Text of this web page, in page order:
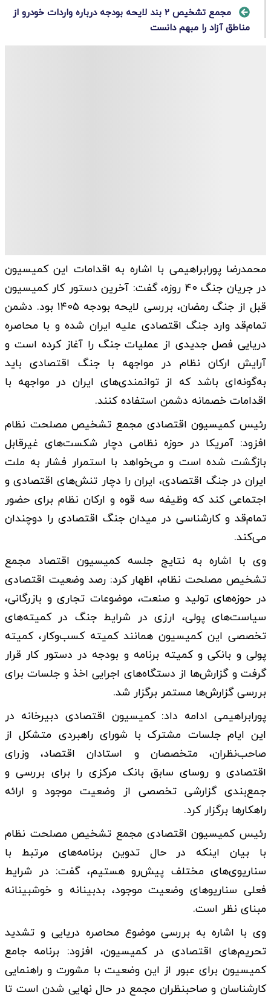
مجمع تشخیص ۲ بند لایحه بودجه درباره واردات خودرو از
مناطق آزاد را مبهم دانست
محمدرضا پورابراهیمی با اشاره به اقدامات این کمیسیون
در جریان جنگ ۴۰ روزه، گفت: آخرین دستور کار کمیسیون
قبل از جنگ رمضان، بررسی لایحه بودجه ۱۴۰۵ بود. دشمن
تمام‌قد وارد جنگ اقتصادی علیه ایران شده و با محاصره
دریایی فصل جدیدی از عملیات جنگ را آغاز کرده است و
آرایش ارکان نظام در مواجهه با جنگ اقتصادی باید
به‌گونه‌ای باشد که از توانمندی‌های ایران در مواجهه با
اقدامات خصمانه دشمن استفاده کنند.
رئیس کمیسیون اقتصادی مجمع تشخیص مصلحت نظام
افزود: آمریکا در حوزه نظامی دچار شکست‌های غیرقابل
بازگشت شده است و می‌خواهد با استمرار فشار به ملت
ایران در جنگ اقتصادی، ایران را دچار تنش‌های اقتصادی و
اجتماعی کند که وظیفه سه قوه و ارکان نظام برای حضور
تمام‌قد و کارشناسی در میدان جنگ اقتصادی را دوچندان
می‌کند.
وی با اشاره به نتایج جلسه کمیسیون اقتصاد مجمع
تشخیص مصلحت نظام، اظهار کرد: رصد وضعیت اقتصادی
در حوزه‌های تولید و صنعت، موضوعات تجاری و بازرگانی،
سیاست‌های پولی، ارزی در شرایط جنگ در کمیته‌های
تخصصی این کمیسیون همانند کمیته کسب‌وکار، کمیته
پولی و بانکی و کمیته برنامه و بودجه در دستور کار قرار
گرفت و گزارش‌ها از دستگاه‌های اجرایی اخذ و جلسات برای
بررسی گزارش‌ها مستمر برگزار شد.
پورابراهیمی ادامه داد: کمیسیون اقتصادی دبیرخانه در
این ایام جلسات مشترک با شورای راهبردی متشکل از
صاحب‌نظران، متخصصان و استادان اقتصاد، وزرای
اقتصادی و روسای سابق بانک مرکزی را برای بررسی و
جمع‌بندی گزارشی تخصصی از وضعیت موجود و ارائه
راهکارها برگزار کرد.
رئیس کمیسیون اقتصادی مجمع تشخیص مصلحت نظام
با بیان اینکه در حال تدوین برنامه‌های مرتبط با
سناریوی‌های مختلف پیش‌رو هستیم، گفت: در شرایط
فعلی سناریوهای وضعیت موجود، بدبینانه و خوشبینانه
مبنای نظر است.
وی با اشاره به بررسی موضوع محاصره دریایی و تشدید
تحریم‌های اقتصادی در کمیسیون، افزود: برنامه جامع
کمیسیون برای عبور از این وضعیت با مشورت و راهنمایی
کارشناسان و صاحبنظران مجمع در حال نهایی شدن است تا